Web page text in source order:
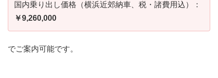
国内乗り出し価格（横浜近郊納車、税・諸費用込）：
￥9,260,000
でご案内可能です。